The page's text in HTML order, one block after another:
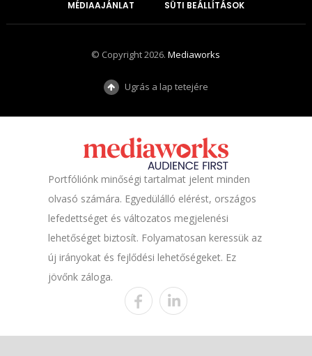
MÉDIAAJÁNLAT SÜTI BEÁLLÍTÁSOK
© Copyright 2026.Mediaworks
Ugrás a lap tetejére
Portfóliónk minőségi tartalmat jelent minden
olvasó számára. Egyedülálló elérést, országos
lefedettséget és változatos megjelenési
lehetőséget biztosít. Folyamatosan keressük az
új irányokat és fejlődési lehetőségeket. Ez
jövőnk záloga.